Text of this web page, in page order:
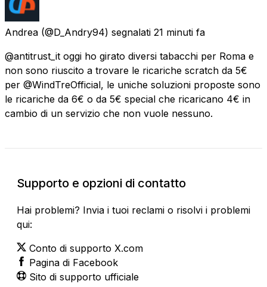
Andrea (@D_Andry94) segnalati 21 minuti fa
@antitrust_it oggi ho girato diversi tabacchi per Roma e
non sono riuscito a trovare le ricariche scratch da 5€
per @WindTreOfficial, le uniche soluzioni proposte sono
le ricariche da 6€ o da 5€ special che ricaricano 4€ in
cambio di un servizio che non vuole nessuno.
Supporto e opzioni di contatto
Hai problemi? Invia i tuoi reclami o risolvi i problemi
qui:
Conto di supporto X.com
Pagina di Facebook
Sito di supporto ufficiale